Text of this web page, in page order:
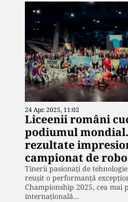
24 Apr. 2025, 11:02
Liceenii români
podiumul
rezultate
campionat de
Tinerii pasionați de
reușit o performanță
Championship 2025, cea mai
internațională…